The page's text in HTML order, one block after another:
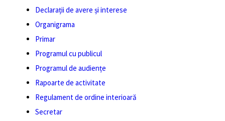
Declarații de avere și interese
Organigrama
Primar
Programul cu publicul
Programul de audiențe
Rapoarte de activitate
Regulament de ordine interioară
Secretar